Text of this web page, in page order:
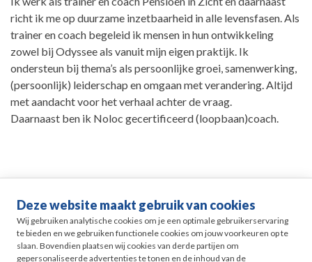
Deze website maakt gebruik van cookies
Wij gebruiken analytische cookies om je een optimale gebruikerservaring
te bieden en we gebruiken functionele cookies om jouw voorkeuren op te
slaan. Bovendien plaatsen wij cookies van derde partijen om
gepersonaliseerde advertenties te tonen en de inhoud van de
richt ik me op duurzame inzetbaarheid in alle levensfasen. Als
trainer en coach begeleid ik mensen in hun ontwikkeling
zowel bij Odyssee als vanuit mijn eigen praktijk. Ik
ondersteun bij thema’s als persoonlijke groei, samenwerking,
(persoonlijk) leiderschap en omgaan met verandering. Altijd
met aandacht voor het verhaal achter de vraag.
Daarnaast ben ik Noloc gecertificeerd (loopbaan)coach.
Life events
Pensioen in Zicht